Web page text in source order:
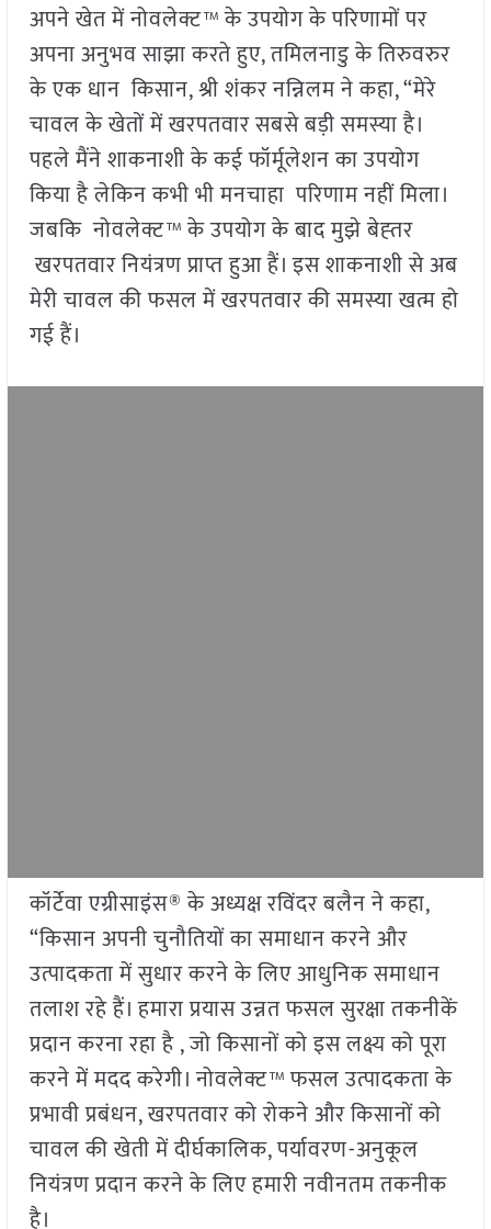
अपने खेत में नोवलेक्ट™ के उपयोग के परिणामों पर
अपना अनुभव साझा करते हुए, तमिलनाडु के तिरुवरुर
के एक धान किसान, श्री शंकर नन्निलम ने कहा, “मेरे
चावल के खेतों में खरपतवार सबसे बड़ी समस्या है।
पहले मैंने शाकनाशी के कई फॉर्मूलेशन का उपयोग
किया है लेकिन कभी भी मनचाहा परिणाम नहीं मिला।
जबकि नोवलेक्ट™ के उपयोग के बाद मुझे बेह्तर
खरपतवार नियंत्रण प्राप्त हुआ हैं। इस शाकनाशी से अब
मेरी चावल की फसल में खरपतवार की समस्या खत्म हो
गई हैं।
कॉर्टेवा एग्रीसाइंस® के अध्यक्ष रविंदर बलैन ने कहा,
“किसान अपनी चुनौतियों का समाधान करने और
उत्पादकता में सुधार करने के लिए आधुनिक समाधान
तलाश रहे हैं। हमारा प्रयास उन्नत फसल सुरक्षा तकनीकें
प्रदान करना रहा है , जो किसानों को इस लक्ष्य को पूरा
करने में मदद करेगी। नोवलेक्ट™ फसल उत्पादकता के
प्रभावी प्रबंधन, खरपतवार को रोकने और किसानों को
चावल की खेती में दीर्घकालिक, पर्यावरण-अनुकूल
नियंत्रण प्रदान करने के लिए हमारी नवीनतम तकनीक
है।